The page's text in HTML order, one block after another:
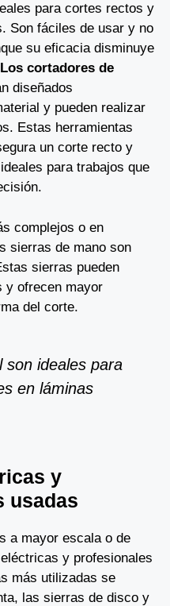
para cortes rectos y
Son fáciles de usar y no
su eficacia disminuye
Los cortadores de
diseñados
y pueden realizar
Estas herramientas
un corte recto y
para trabajos que
complejos o en
sierras de mano son
sierras pueden
y ofrecen mayor
del corte.
son ideales para
en láminas
y
usadas
a mayor escala o de
y profesionales
más utilizadas se
las sierras de disco y